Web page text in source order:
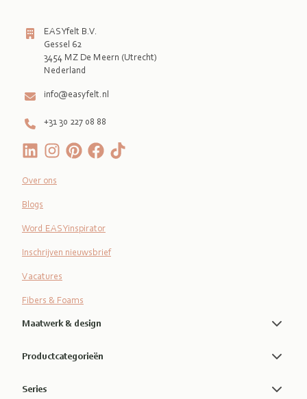
EASYfelt B.V.
Gessel 62
3454 MZ De Meern (Utrecht)
Nederland
info@easyfelt.nl
+31 30 227 08 88
Over ons
Blogs
Word EASYinspirator
Inschrijven nieuwsbrief
Vacatures
Fibers & Foams
Maatwerk & design
Productcategorieën
Series